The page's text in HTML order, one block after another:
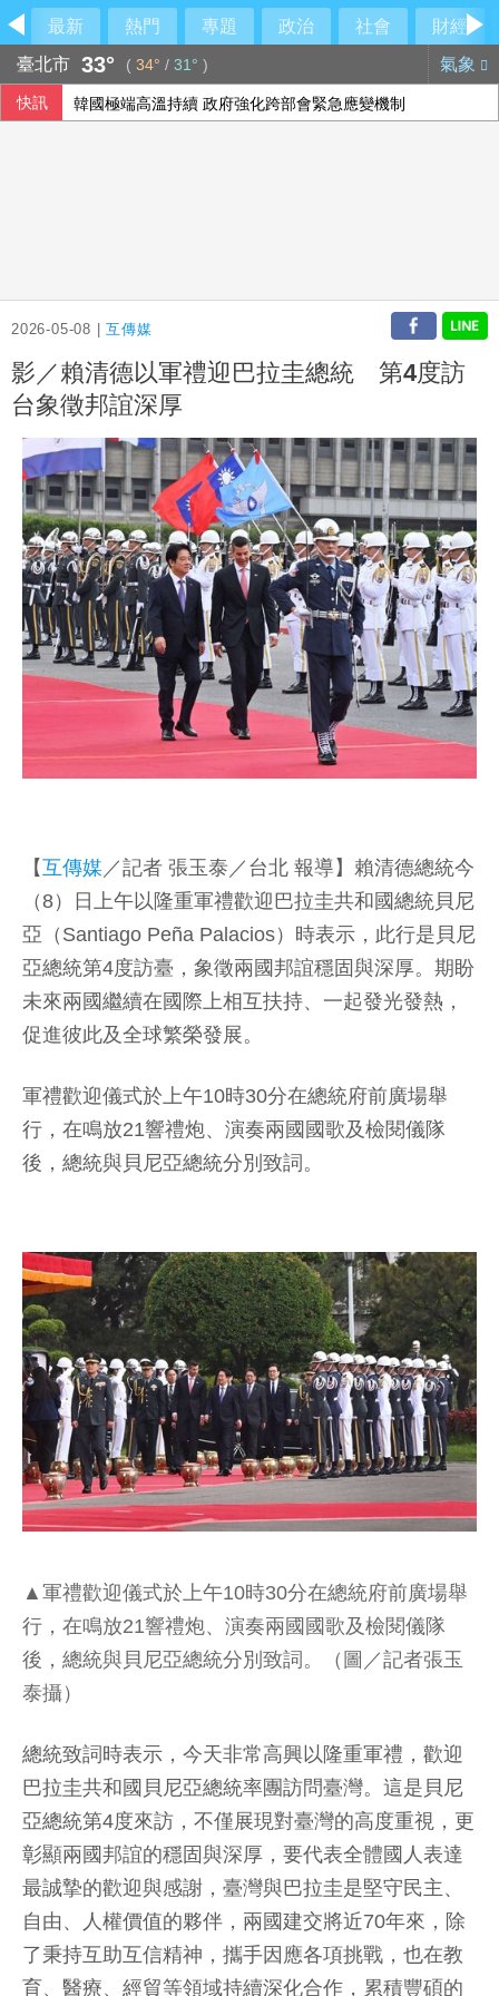
最新 熱門 專題 政治 社會
財經
臺北市 33° ( 34° / 31° ) 氣象
快訊 韓國極端高溫持續 政府強化跨部會緊急應變機制
2026-05-08 |互傳媒
影／賴清德以軍禮迎巴拉圭總統 第4度訪
台象徵邦誼深厚
【互傳媒 ／記者 張玉泰／台北 報導】賴清德總統今
（8）日上午以隆重軍禮歡迎巴拉圭共和國總統貝尼
亞（Santiago Peña Palacios）時表示，此行是貝尼
亞總統第4度訪臺，象徵兩國邦誼穩固與深厚。期盼
未來兩國繼續在國際上相互扶持、一起發光發熱，
促進彼此及全球繁榮發展。
軍禮歡迎儀式於上午10時30分在總統府前廣場舉
行，在鳴放21響禮炮、演奏兩國國歌及檢閱儀隊
後，總統與貝尼亞總統分別致詞。
▲軍禮歡迎儀式於上午10時30分在總統府前廣場舉
行，在鳴放21響禮炮、演奏兩國國歌及檢閱儀隊
後，總統與貝尼亞總統分別致詞。（圖／記者張玉
泰攝）
總統致詞時表示，今天非常高興以隆重軍禮，歡迎
巴拉圭共和國貝尼亞總統率團訪問臺灣。這是貝尼
亞總統第4度來訪，不僅展現對臺灣的高度重視，更
彰顯兩國邦誼的穩固與深厚，要代表全體國人表達
最誠摯的歡迎與感謝，臺灣與巴拉圭是堅守民主、
自由、人權價值的夥伴，兩國建交將近70年來，除
了秉持互助互信精神，攜手因應各項挑戰，也在教
育、醫療、經貿等領域持續深化合作，累積豐碩的